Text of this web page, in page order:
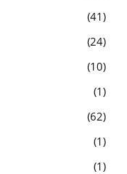
41
24
10
1
62
1
1